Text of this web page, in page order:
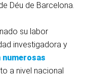
Déu de Barcelona.
su labor
investigadora y
a nivel nacional